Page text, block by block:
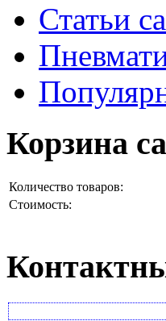
Статьи
Корзина
Количество товаров:
Стоимость: